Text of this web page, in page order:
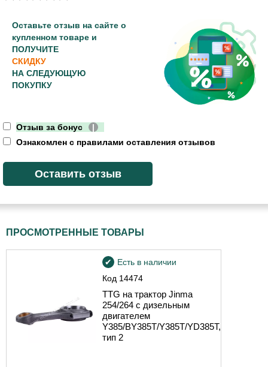
Оставьте отзыв на сайте о
купленном товаре и
ПОЛУЧИТЕ
СКИДКУ
НА СЛЕДУЮЩУЮ
ПОКУПКУ
Отзыв за бонус
|
Ознакомлен с правилами оставления отзывов
ПРОСМОТРЕННЫЕ ТОВАРЫ
Код 14474
Есть в наличии
TTG на трактор Jinma
254/264 с дизельным
двигателем
Y385/BY385T/Y385T/YD385T,
тип 2